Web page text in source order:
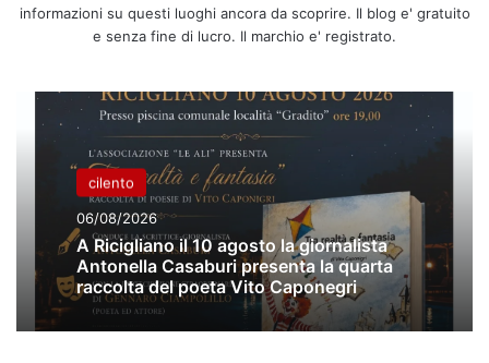
informazioni su questi luoghi ancora da scoprire. Il blog e' gratuito
e senza fine di lucro. Il marchio e' registrato.
cilento
06/08/2026
A Ricigliano il 10 agosto la giornalista
Antonella Casaburi presenta la quarta
raccolta del poeta Vito Caponegri